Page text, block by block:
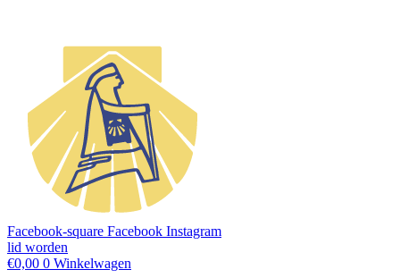
Facebook-square Facebook Instagram
lid worden
€0,00 0 Winkelwagen